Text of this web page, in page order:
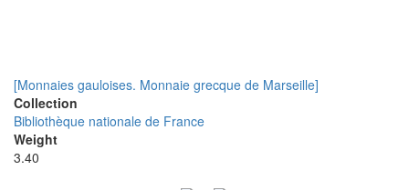
[Monnaies gauloises. Monnaie grecque de Marseille]
Collection
Bibliothèque nationale de France
Weight
3.40